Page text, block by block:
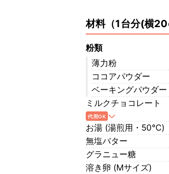
材料（1台分(横
粉類
薄力粉
ココアパウダー
ベーキングパウダー
ミルクチョコレート
代用OK
お湯 (湯煎用・50℃)
無塩バター
グラニュー糖
溶き卵 (Mサイズ)